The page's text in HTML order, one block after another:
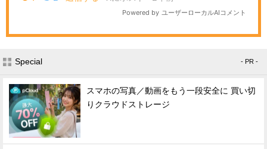
Special - PR -
スマホの写真／動画をもう一段安全に 買い切
りクラウドストレージ